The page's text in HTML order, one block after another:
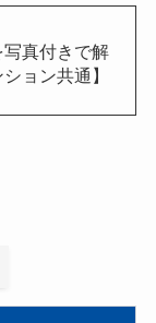
真付きで解
ョン共通】